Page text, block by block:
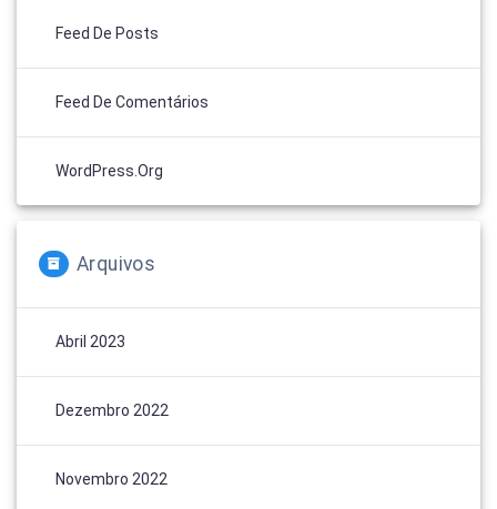
Feed De Posts
Feed De Comentários
WordPress.org
Arquivos
Abril 2023
Dezembro 2022
Novembro 2022